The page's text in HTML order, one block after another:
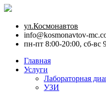
ул.Космонавтов
info@kosmonavtov-
пн-пт 8:00-20:00, сб-вс
Главная
Услуги
Лабораторная
УЗИ